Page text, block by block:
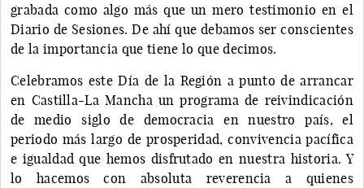
grabada como algo más que un mero testimonio en el
Diario de Sesiones. De ahí que debamos ser conscientes
de la importancia que tiene lo que decimos.
Celebramos este Día de la Región a punto de arrancar
en Castilla-La Mancha un programa de reivindicación
de medio siglo de democracia en nuestro país, el
periodo más largo de prosperidad, convivencia pacífica
e igualdad que hemos disfrutado en nuestra historia. Y
lo hacemos con absoluta reverencia a quienes